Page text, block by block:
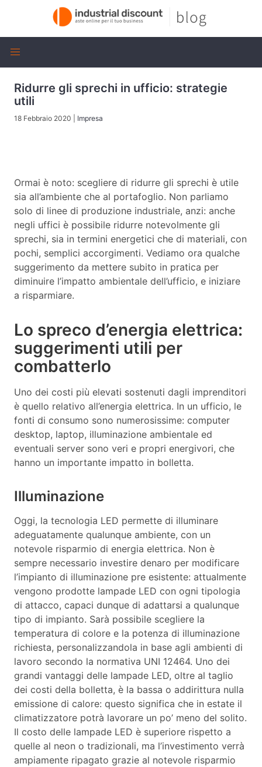
Ridurre gli sprechi in ufficio: strategie
utili
18 Febbraio 2020 Impresa
Ormai è noto: scegliere di ridurre gli sprechi è utile
sia all’ambiente che al portafoglio. Non parliamo
solo di linee di produzione industriale, anzi: anche
negli uffici è possibile ridurre notevolmente gli
sprechi, sia in termini energetici che di materiali, con
pochi, semplici accorgimenti. Vediamo ora qualche
suggerimento da mettere subito in pratica per
diminuire l’impatto ambientale dell’ufficio, e iniziare
a risparmiare.
Lo spreco d’energia elettrica:
suggerimenti utili per
combatterlo
Uno dei costi più elevati sostenuti dagli imprenditori
è quello relativo all’energia elettrica. In un ufficio, le
fonti di consumo sono numerosissime: computer
desktop, laptop, illuminazione ambientale ed
eventuali server sono veri e propri energivori, che
hanno un importante impatto in bolletta.
Illuminazione
Oggi, la tecnologia LED permette di illuminare
adeguatamente qualunque ambiente, con un
notevole risparmio di energia elettrica. Non è
sempre necessario investire denaro per modificare
l’impianto di illuminazione pre esistente: attualmente
vengono prodotte lampade LED con ogni tipologia
di attacco, capaci dunque di adattarsi a qualunque
tipo di impianto. Sarà possibile scegliere la
temperatura di colore e la potenza di illuminazione
richiesta, personalizzandola in base agli ambienti di
lavoro secondo la normativa UNI 12464. Uno dei
grandi vantaggi delle lampade LED, oltre al taglio
dei costi della bolletta, è la bassa o addirittura nulla
emissione di calore: questo significa che in estate il
climatizzatore potrà lavorare un po’ meno del solito.
Il costo delle lampade LED è superiore rispetto a
quelle al neon o tradizionali, ma l’investimento verrà
ampiamente ripagato grazie al notevole risparmio